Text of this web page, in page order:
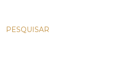
PESQUISAR